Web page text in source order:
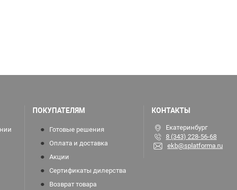
ПОКУПАТЕЛЯМ
Готовые решения
Оплата и доставка
Акции
Сертификаты дилерства
Возврат товара
КОНТАКТЫ
Екатеринбург
8 (343) 228-56-68
ekb@splatforma.ru